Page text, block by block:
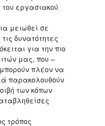
εργασιακού
μειωθεί σε
δυνατότητες
για την πιο
μας, που –
μπορούν πλέον να
παρακολουθούν
των κόπων
τρόπος